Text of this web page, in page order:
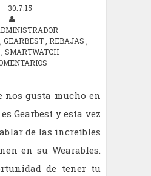
30.7.15
GEARBEST REBAJAS
SMARTWATCH
nos gusta mucho en
esGearbest y esta vez
de las increíbles
en su Wearables.
de tener tu